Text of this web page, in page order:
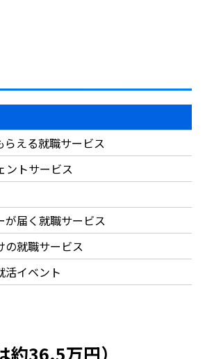
える就職サービス
ントサービス
届く就職サービス
の就職サービス
活イベント
36.5万円）